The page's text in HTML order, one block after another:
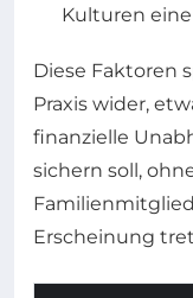
Kulturen
Diese Faktoren
Praxis wider,
finanzielle
sichern soll,
Erscheinung